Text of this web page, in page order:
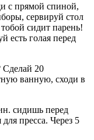
с прямой спиной,
сервируй стол
сидит парень!
есть голая перед
Сделай 20
ванную, сходи в
сидишь перед
пресса. Через 5